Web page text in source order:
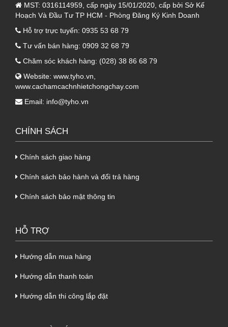
MST: 0316114959, cấp ngày 15/01/2020, cấp bởi Sở Kế
Hoạch Và Đầu Tư TP HCM - Phòng Đăng Ký Kinh Doanh
Hỗ trợ trực tuyến: 0935 53 68 79
Tư vấn bán hàng: 0909 32 68 79
Chăm sóc khách hàng: (028) 38 86 68 79
Website: www.tyho.vn
www.cachamcachnhietchongchay.com
Email: info@tyho.vn
CHÍNH SÁCH
Chính sách giao hàng
Chính sách bảo hành và đổi trả hàng
Chính sách bảo mật thông tin
HỖ TRỢ
Hướng dẫn mua hàng
Hướng dẫn thanh toán
Hướng dẫn thi công lắp đặt